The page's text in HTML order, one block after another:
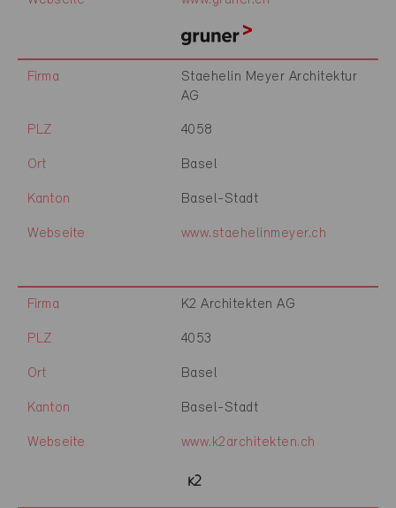
Firma
Staehelin Meyer Architektur
AG
PLZ 4058
Ort Basel
Kanton Basel-Stadt
Webseite www.staehelinmeyer.ch
Firma K2 Architekten AG
PLZ 4053
Ort Basel
Kanton Basel-Stadt
Webseite www.k2architekten.ch